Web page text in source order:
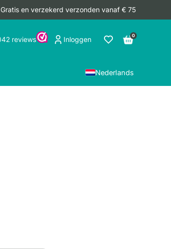
Gratis en verzekerd verzonden vanaf € 75
Inloggen 0
Nederlands